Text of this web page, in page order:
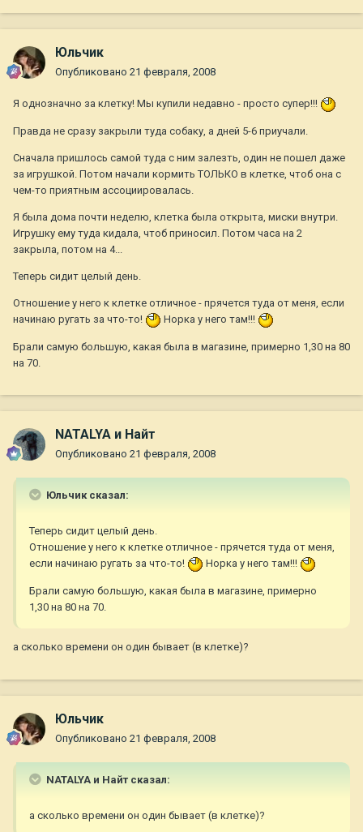
Юльчик
Опубликовано 21 февраля, 2008
Я однозначно за клетку! Мы купили недавно - просто супер!!!
Правда не сразу закрыли туда собаку, а дней 5-6 приучали.
Сначала пришлось самой туда с ним залезть, один не пошел даже
за игрушкой. Потом начали кормить ТОЛЬКО в клетке, чтоб она с
чем-то приятным ассоциировалась.
Я была дома почти неделю, клетка была открыта, миски внутри.
Игрушку ему туда кидала, чтоб приносил. Потом часа на 2
закрыла, потом на 4...
Теперь сидит целый день.
Отношение у него к клетке отличное - прячется туда от меня, если
начинаю ругать за что-то!
Норка у него там!!!
Брали самую большую, какая была в магазине, примерно 1,30 на 80
на 70.
NATALYA и Найт
Опубликовано 21 февраля, 2008
Юльчик сказал:
Теперь сидит целый день.
Отношение у него к клетке отличное - прячется туда от меня,
если начинаю ругать за что-то!
Норка у него там!!!
Брали самую большую, какая была в магазине, примерно
1,30 на 80 на 70.
а сколько времени он один бывает (в клетке)?
Юльчик
Опубликовано 21 февраля, 2008
NATALYA и Найт сказал:
а сколько времени он один бывает (в клетке)?